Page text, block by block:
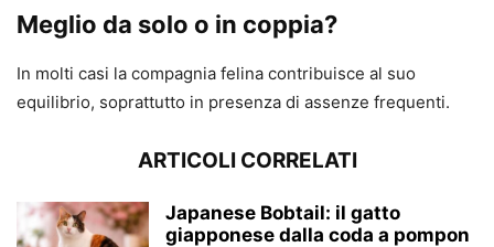
Meglio da solo o in coppia?
In molti casi la compagnia felina contribuisce al suo
equilibrio, soprattutto in presenza di assenze frequenti.
ARTICOLI CORRELATI
Japanese Bobtail: il gatto
giapponese dalla coda a pompon